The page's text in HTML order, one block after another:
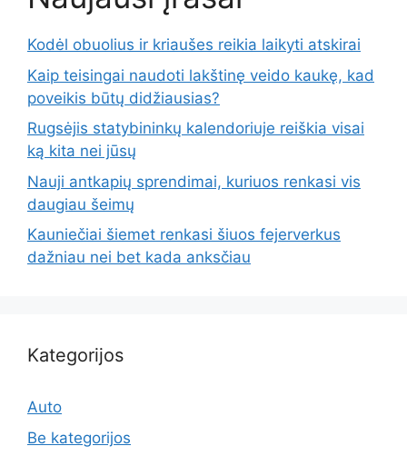
Kodėl obuolius ir kriaušes reikia laikyti atskirai
Kaip teisingai naudoti lakštinę veido kaukę, kad
poveikis būtų didžiausias?
Rugsėjis statybininkų kalendoriuje reiškia visai
ką kita nei jūsų
Nauji antkapių sprendimai, kuriuos renkasi vis
daugiau šeimų
Kauniečiai šiemet renkasi šiuos fejerverkus
dažniau nei bet kada anksčiau
Kategorijos
Auto
Be kategorijos